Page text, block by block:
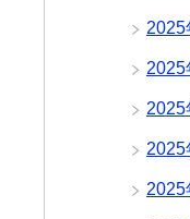
2025
2025
2025
2025
2025